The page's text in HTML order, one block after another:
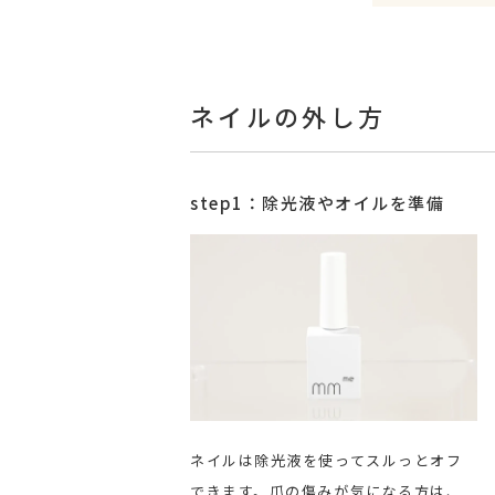
ネイルの外し方
step1：除光液やオイルを準備
ネイルは除光液を使ってスルっとオフ
できます。爪の傷みが気になる方は、